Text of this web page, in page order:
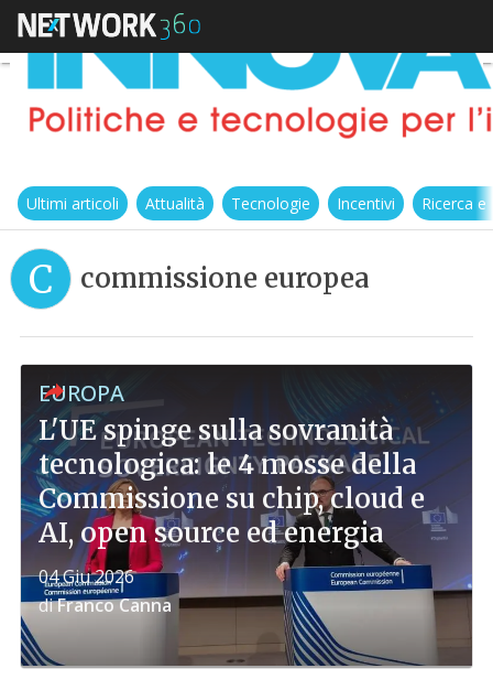
Ultimi articoli Attualità Tecnologie Incentivi Ricerca
C commissione europea
EUROPA
L'UE spinge sulla sovranità
tecnologica: le 4 mosse della
Commissione su chip, cloud e
AI, open source ed energia
04 Giu 2026
diFranco Canna